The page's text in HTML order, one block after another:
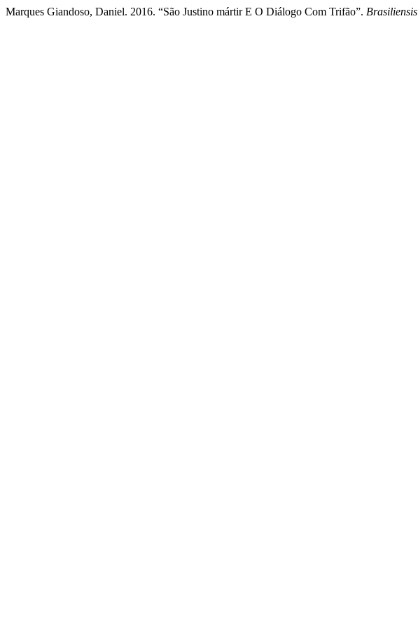
Marques Giandoso, Daniel. 2016. “São Justino mártir E O Diálogo Com Trifão”. Brasiliensis